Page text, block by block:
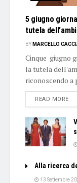
5 giugno
tutela
BY MARCELLO
Cinque giugno
la tutela
riconoscendo a
READ MORE
Alla ricerca
13 Settembre